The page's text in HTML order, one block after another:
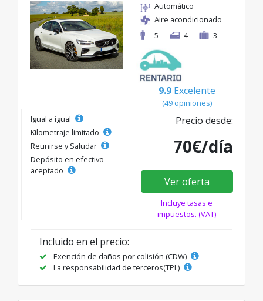
Automático
Aire acondicionado
5
4 3
9.9 Excelente
(49 opiniones)
Igual a igual
Kilometraje limitado
Reunirse y Saludar
Depósito en efectivo
aceptado
Precio desde:
70€/día
Ver oferta
Incluye tasas e
impuestos. (VAT)
Incluido en el precio:
Exención de daños por colisión (CDW)
La responsabilidad de terceros(TPL)